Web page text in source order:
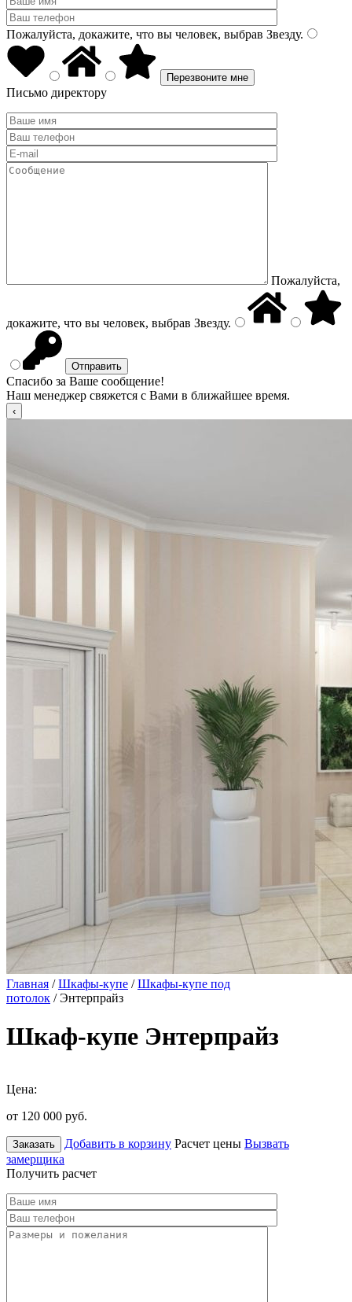
Пожалуйста, докажите, что вы человек, выбрав Звезду.
Письмо директору
Пожалуйста,
докажите, что вы человек, выбрав Звезду.
Спасибо за Ваше сообщение!
Наш менеджер свяжется с Вами в ближайшее время.
Главная /Шкафы-купе /Шкафы-купе под
потолок / Энтерпрайз
Шкаф-купе Энтерпрайз
Цена:
от 120 000 руб.
Заказать Добавить в корзину Расчет цены Вызвать
замерщика
Получить расчет